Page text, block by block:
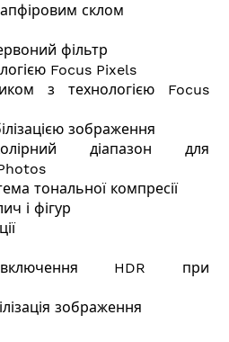
склом
фільтр
Focus Pixels
з технологією Focus
зображення
діапазон для
тональної компресії
і фігур
включення HDR при
зображення